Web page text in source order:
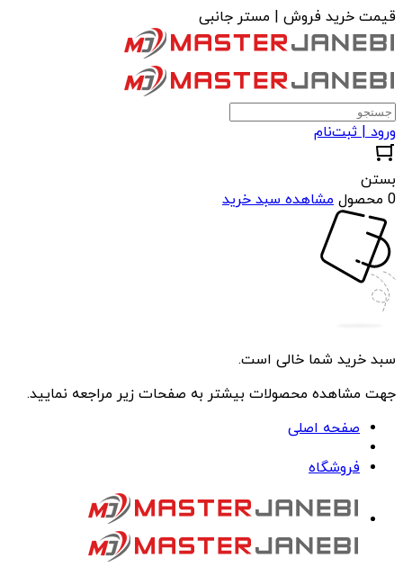
قیمت خرید فروش | مستر جانبی
ورود | ثبت‌نام
بستن
0 محصول
مشاهده سبد خرید
سبد خرید شما خالی است.
جهت مشاهده محصولات بیشتر به صفحات زیر مراجعه نمایید.
صفحه اصلی
فروشگاه